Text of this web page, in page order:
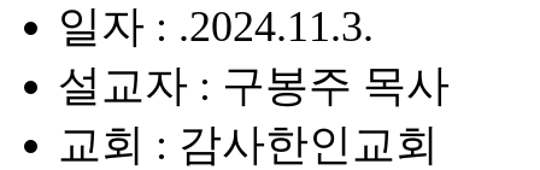
일자 : .2024.11.3.
설교자 : 구봉주 목사
교회 : 감사한인교회